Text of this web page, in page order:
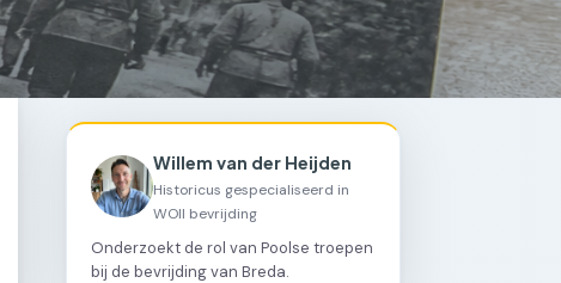
Willem van der Heijden
Historicus gespecialiseerd in
WOII bevrijding
Onderzoekt de rol van Poolse troepen
bij de bevrijding van Breda.